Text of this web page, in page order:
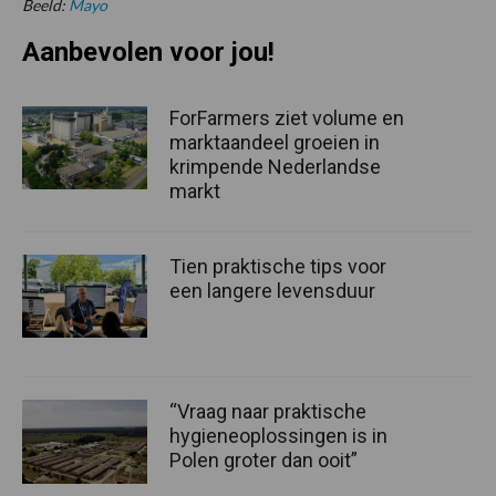
Beeld: Mayo
Aanbevolen voor jou!
ForFarmers ziet volume en
marktaandeel groeien in
krimpende Nederlandse
markt
Tien praktische tips voor
een langere levensduur
“Vraag naar praktische
hygieneoplossingen is in
Polen groter dan ooit”